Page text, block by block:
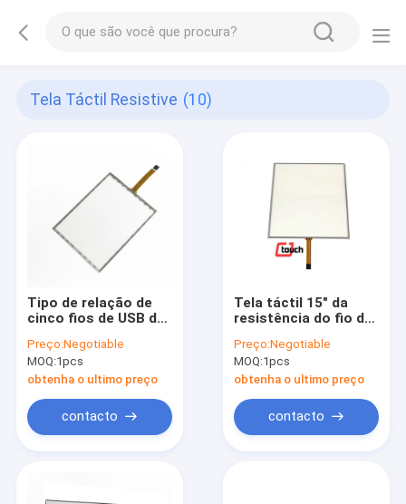
Tela Táctil Resistive (10)
Tipo de relação de
cinco fios de USB de
tela táctil Resistive
de DC5V
Preço:Negotiable
MOQ:1pcs
obtenha o ultimo preço
contacto
Tela táctil 15" da
resistência do fio da
tempo de resposta
curto
Preço:Negotiable
MOQ:1pcs
obtenha o ultimo preço
contacto